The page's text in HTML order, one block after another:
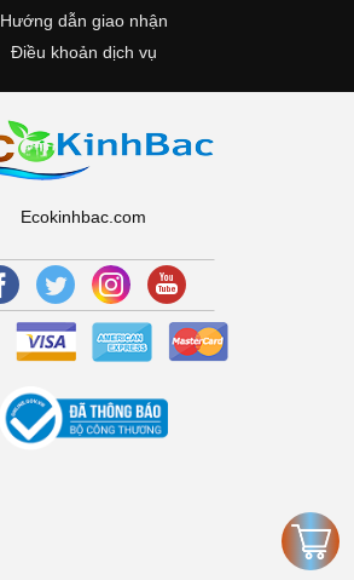
Hướng dẫn giao nhận
Điều khoản dịch vụ
Ecokinhbac.com